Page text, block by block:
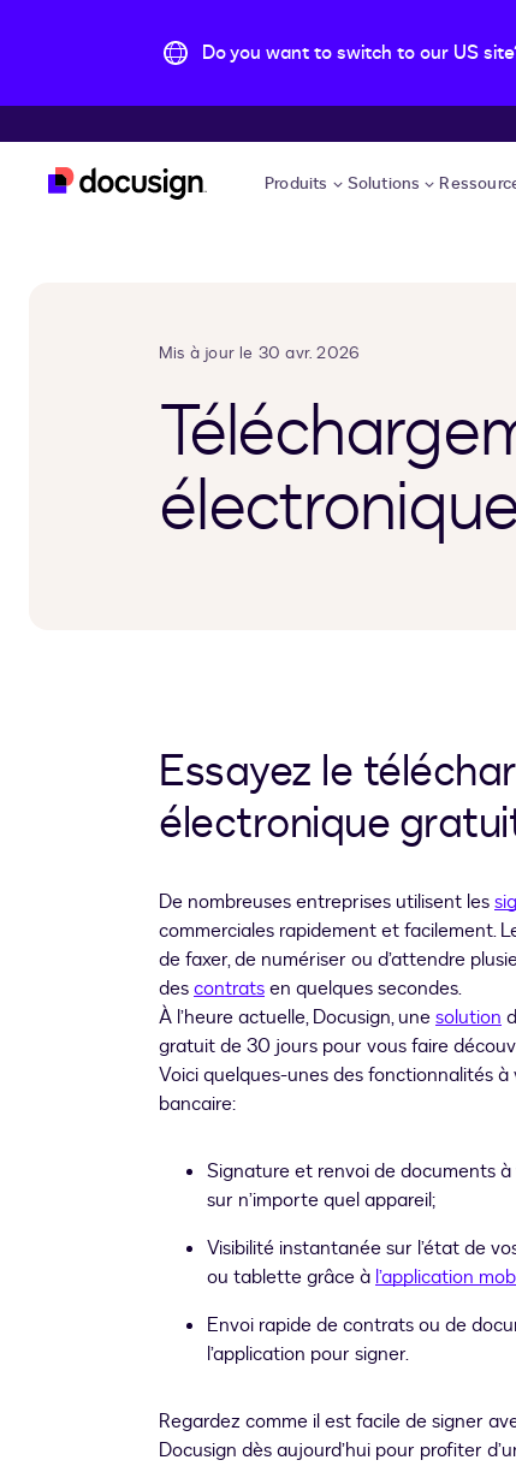
Do you want to switch to our US
Produits Solutions
Mis à jour le 30 avr. 2026
Essayez le
électronique
De nombreuses entreprises utilisent les
commerciales rapidement et facilement.
de faxer, de numériser ou d’attendre
descontratsen quelques secondes.
À l’heure actuelle, Docusign, unesolution
gratuit de 30 jours pour vous faire
Voici quelques-unes des fonctionnalités
bancaire:
Signature et renvoi de documents
sur n’importe quel appareil;
Visibilité instantanée sur l’état de
ou tablette grâce à l’application
Envoi rapide de contrats ou de
l’application pour signer.
Regardez comme il est facile de signer
Docusign dès aujourd’hui pour profiter